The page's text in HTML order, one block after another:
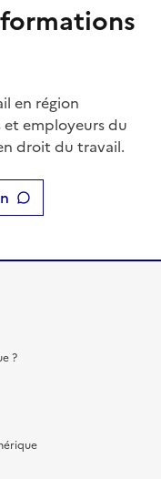
en région
employeurs du
droit du travail.
?